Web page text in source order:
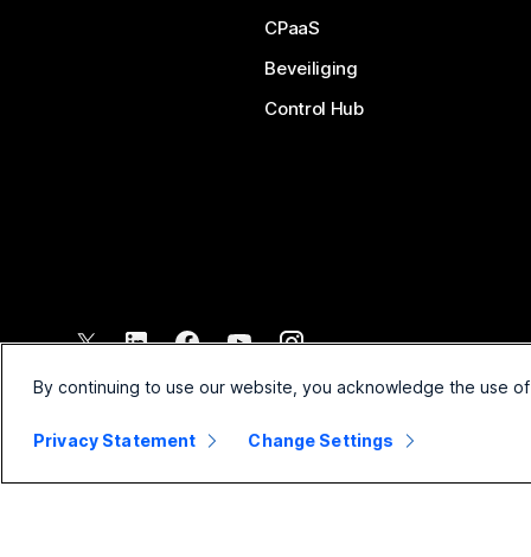
CPaaS
Beveiliging
Control Hub
2026 Cisco en/of de dochterondernemingen. Alle rechten
By continuing to use our website, you acknowledge the use
Privacy Statement Change Settings